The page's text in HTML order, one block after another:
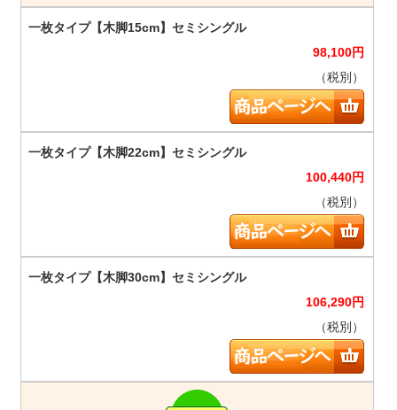
98,100円
（税別）
100,440円
（税別）
106,290円
（税別）